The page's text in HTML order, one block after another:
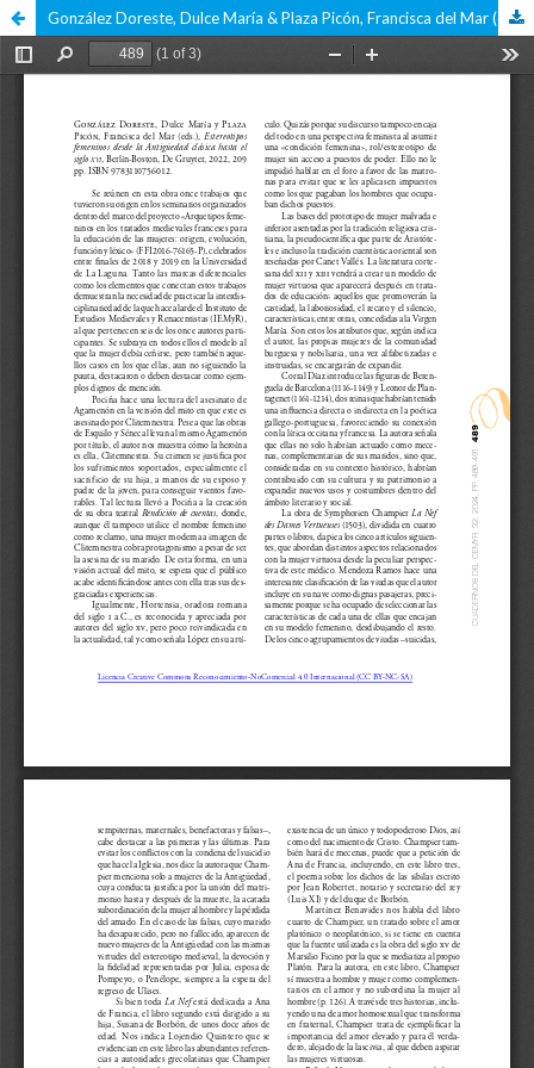
González Doreste, Dulce María & Plaza Picón, Francisca del Mar (eds.), Estereotipos femeninos desde la Antigüedad clásica hasta el siglo XVI.